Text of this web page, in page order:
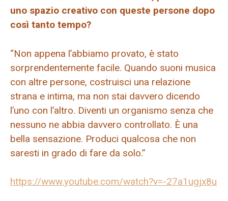
uno spazio creativo con queste persone dopo
così tanto tempo?
“Non appena l’abbiamo provato, è stato
sorprendentemente facile. Quando suoni musica
con altre persone, costruisci una relazione
strana e intima, ma non stai davvero dicendo
l’uno con l’altro. Diventi un organismo senza che
nessuno ne abbia davvero controllato. È una
bella sensazione. Produci qualcosa che non
saresti in grado di fare da solo.”
https://www.youtube.com/watch?v=-27a1ugjx8u